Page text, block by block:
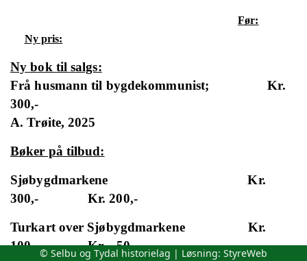
Før:
Ny pris:
Ny bok til salgs:
Frå husmann til bygdekommunist;
Kr.
300,-
A. Trøite, 2025
Bøker på tilbud:
Sjøbygdmarkene
Kr.
300,-
Kr. 200,-
Turkart over Sjøbygdmarkene
Kr.
100,-
Kr. 50,-
© Selbu og Tydal historielag | Løsning: StyreWeb